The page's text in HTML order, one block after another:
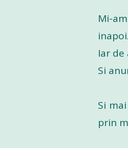
Mi-
inapoi.
Iar
Si
Si
prin